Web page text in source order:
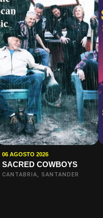
06 AGOSTO 2026
SACRED COWBOYS
CANTABRIA, SANTANDER